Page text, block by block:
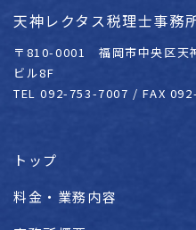
天神レクタス税理士事務
〒810-0001 福岡市中央区天
ビル8F
TEL 092-753-7007 / FAX
トップ
料金・業務内容